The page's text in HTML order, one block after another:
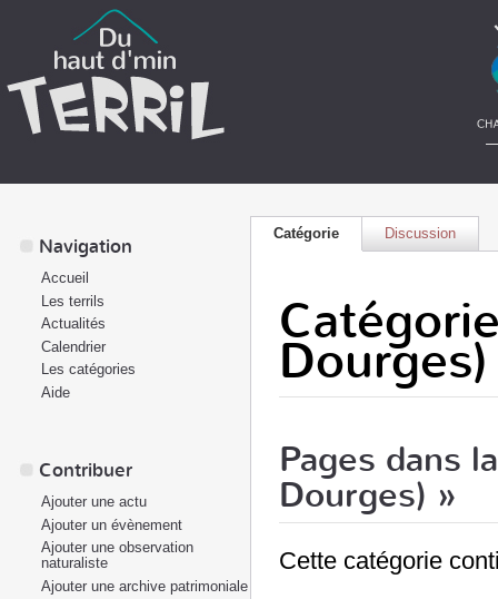
Catégorie Discussion
Dourges)
Pages dans
Dourges) »
Cette catégorie
Navigation
Accueil
Les terrils
Actualités
Calendrier
Les catégories
Aide
Contribuer
Ajouter une actu
Ajouter un évènement
Ajouter une observation
naturaliste
Ajouter une archive patrimoniale